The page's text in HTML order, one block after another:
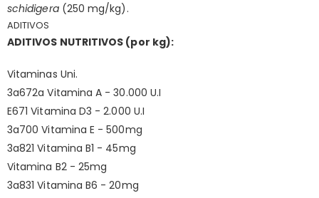
schidigera(250 mg/kg).
ADITIVOS
ADITIVOS NUTRITIVOS (por kg):
Vitaminas Uni.
3a672a Vitamina A - 30.000 U.I
E671 Vitamina D3 - 2.000 U.I
3a700 Vitamina E - 500mg
3a821 Vitamina B1 - 45mg
Vitamina B2 - 25mg
3a831 Vitamina B6 - 20mg